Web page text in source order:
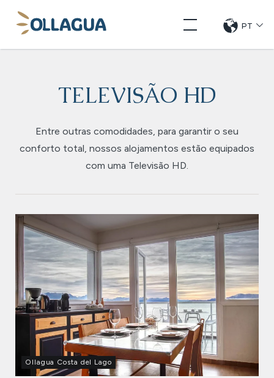
paraOllagua PT
TELEVISÃO HD
Entre outras comodidades, para garantir o seu
conforto total, nossos alojamentos estão equipados
com uma Televisão HD.
Ollagua Costa del Lago